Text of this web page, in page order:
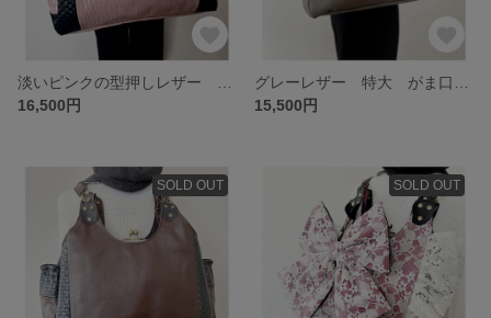
16,500円
15,500円
SOLD OUT SOLD OUT